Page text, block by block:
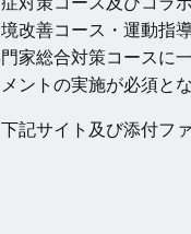
改善コース・運動指
家総合対策コースに
ントの実施が必須とな
記サイト及び添付フ